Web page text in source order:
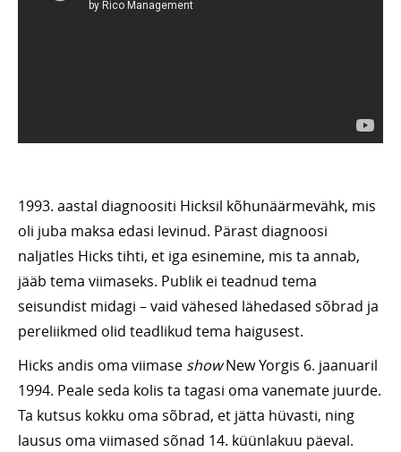
1993. aastal diagnoositi Hicksil kõhunäärmevähk, mis
oli juba maksa edasi levinud. Pärast diagnoosi
naljatles Hicks tihti, et iga esinemine, mis ta annab,
jääb tema viimaseks. Publik ei teadnud tema
seisundist midagi – vaid vähesed lähedased sõbrad ja
pereliikmed olid teadlikud tema haigusest.
Hicks andis oma viimase showNew Yorgis 6. jaanuaril
1994. Peale seda kolis ta tagasi oma vanemate juurde.
Ta kutsus kokku oma sõbrad, et jätta hüvasti, ning
lausus oma viimased sõnad 14. küünlakuu päeval.